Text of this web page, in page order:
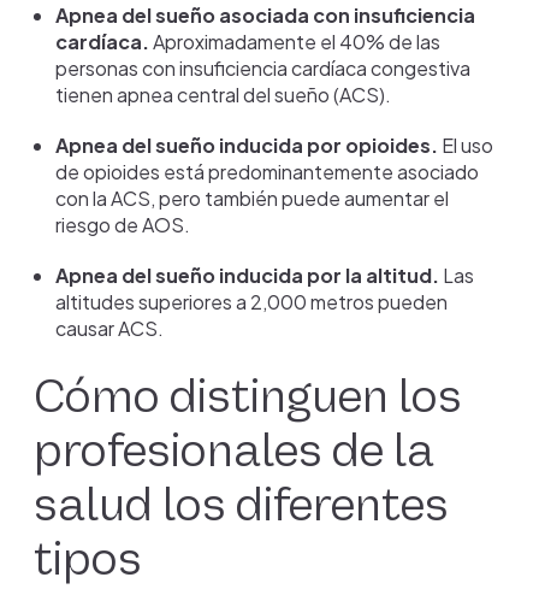
Apnea del sueño asociada con insuficiencia
cardíaca.Aproximadamente el 40% de las
personas con insuficiencia cardíaca congestiva
tienen apnea central del sueño (ACS).
Apnea del sueño inducida por opioides. El uso
de opioides está predominantemente asociado
con la ACS, pero también puede aumentar el
riesgo de AOS.
Apnea del sueño inducida por la altitud. Las
altitudes superiores a 2,000 metros pueden
causar ACS.
Cómo distinguen los
profesionales de la
salud los diferentes
tipos